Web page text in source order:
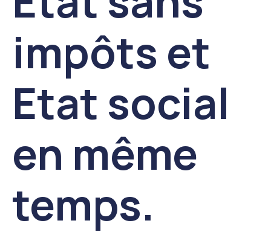
impôts et
Etat social
en même
temps.